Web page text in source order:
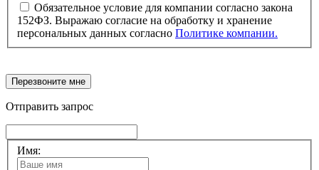
Обязательное условие для компании согласно закона
152ФЗ. Выражаю согласие на обработку и хранение
персональных данных согласно Политике компании.
Перезвоните мне
Отправить запрос
Имя: